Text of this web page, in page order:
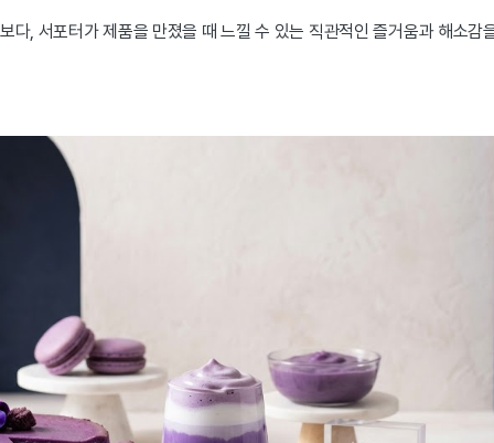
다, 서포터가 제품을 만졌을 때 느낄 수 있는 직관적인 즐거움과 해소감